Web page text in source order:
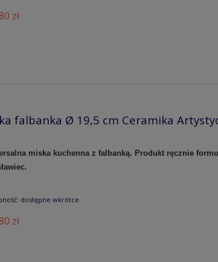
zł
falbanka Ø 19,5 cm Ceramika
miska kuchenna z falbanką. Produkt ręcznie
dostępne wkrótce
zł